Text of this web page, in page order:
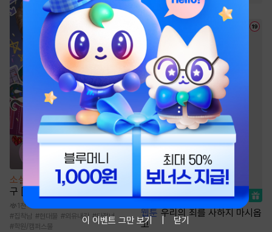
소설
나의 완벽한 쿼터백 남자친
구 [단행본]
1천
#집착남 #현대물 #외유내강 #다정녀
#학원/캠퍼스물
웹툰 우리의 죄를 사하지 마시옵
고
이 이벤트 그만 보기 닫기